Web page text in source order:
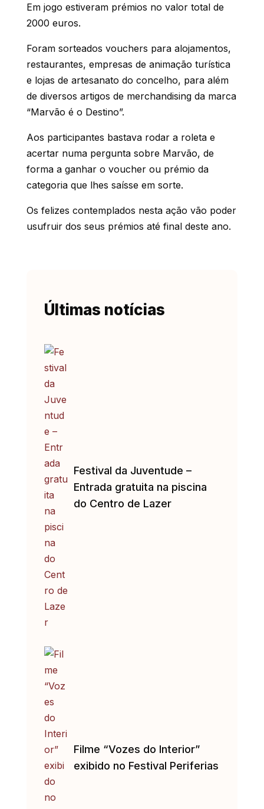
Em jogo estiveram prémios no valor total de
2000 euros.
Foram sorteados vouchers para alojamentos,
restaurantes, empresas de animação turística
e lojas de artesanato do concelho, para além
de diversos artigos de merchandising da marca
“Marvão é o Destino”.
Aos participantes bastava rodar a roleta e
acertar numa pergunta sobre Marvão, de
forma a ganhar o voucher ou prémio da
categoria que lhes saísse em sorte.
Os felizes contemplados nesta ação vão poder
usufruir dos seus prémios até final deste ano.
Últimas notícias
Festival da Juventude –
Entrada gratuita na piscina
do Centro de Lazer
Filme “Vozes do Interior”
exibido no Festival Periferias